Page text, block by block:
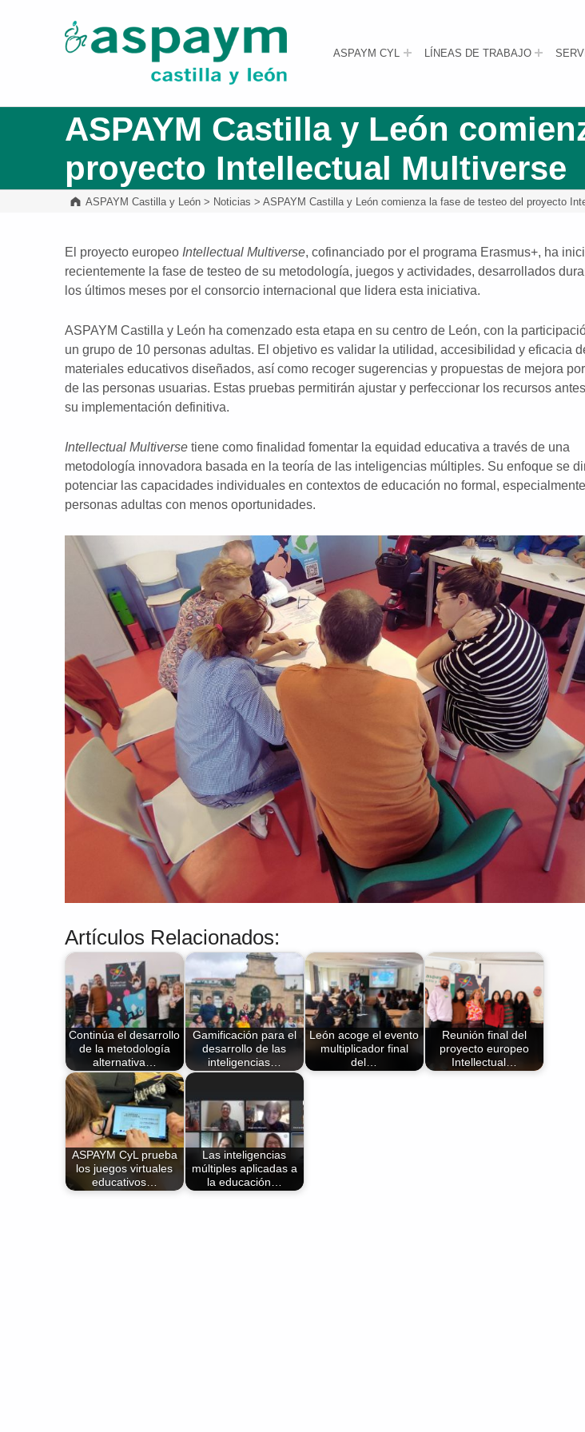
ASPAYM Castilla y León
ASPAYM CYL LÍNEAS DE TRABAJO
ASPAYM Castilla y León
proyecto Intellectual Multiverse
ASPAYM Castilla y León > Noticias >ASPAYM Castilla y León comienza la fase de testeo del proyecto
El proyecto europeo Intellectual Multiverse, cofinanciado por el programa Erasmus+, ha
recientemente la fase de testeo de su metodología, juegos y actividades, desarrollados
los últimos meses por el consorcio internacional que lidera esta iniciativa.
ASPAYM Castilla y León ha comenzado esta etapa en su centro de León, con la
un grupo de 10 personas adultas. El objetivo es validar la utilidad, accesibilidad y eficacia
materiales educativos diseñados, así como recoger sugerencias y propuestas de mejora
de las personas usuarias. Estas pruebas permitirán ajustar y perfeccionar los recursos
su implementación definitiva.
Intellectual Multiversetiene como finalidad fomentar la equidad educativa a través de una
metodología innovadora basada en la teoría de las inteligencias múltiples. Su enfoque se
potenciar las capacidades individuales en contextos de educación no formal,
personas adultas con menos oportunidades.
Artículos Relacionados:
Continúa el desarrollo
de la metodología
alternativa…
Gamificación para el
desarrollo de las
inteligencias…
León acoge el evento
multiplicador final
del…
Reunión final del
proyecto europeo
Intellectual…
ASPAYM CyL prueba
los juegos virtuales
educativos…
Las inteligencias
múltiples aplicadas a
la educación…